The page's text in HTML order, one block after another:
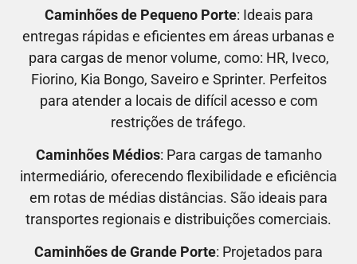
Caminhões de Pequeno Porte: Ideais para
entregas rápidas e eficientes em áreas urbanas e
para cargas de menor volume, como: HR, Iveco,
Fiorino, Kia Bongo, Saveiro e Sprinter. Perfeitos
para atender a locais de difícil acesso e com
restrições de tráfego.
Caminhões Médios: Para cargas de tamanho
intermediário, oferecendo flexibilidade e eficiência
em rotas de médias distâncias. São ideais para
transportes regionais e distribuições comerciais.
Caminhões de Grande Porte: Projetados para